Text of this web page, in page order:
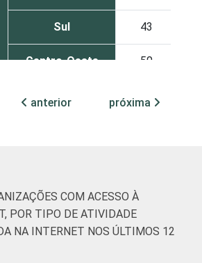
Sul 43
Centro-Oeste 50
Associações
recreação
Educação e
53
anterior próxima
COM ACESSO À
POR TIPO DE ATIVIDADE
NA INTERNET NOS ÚLTIMOS 12